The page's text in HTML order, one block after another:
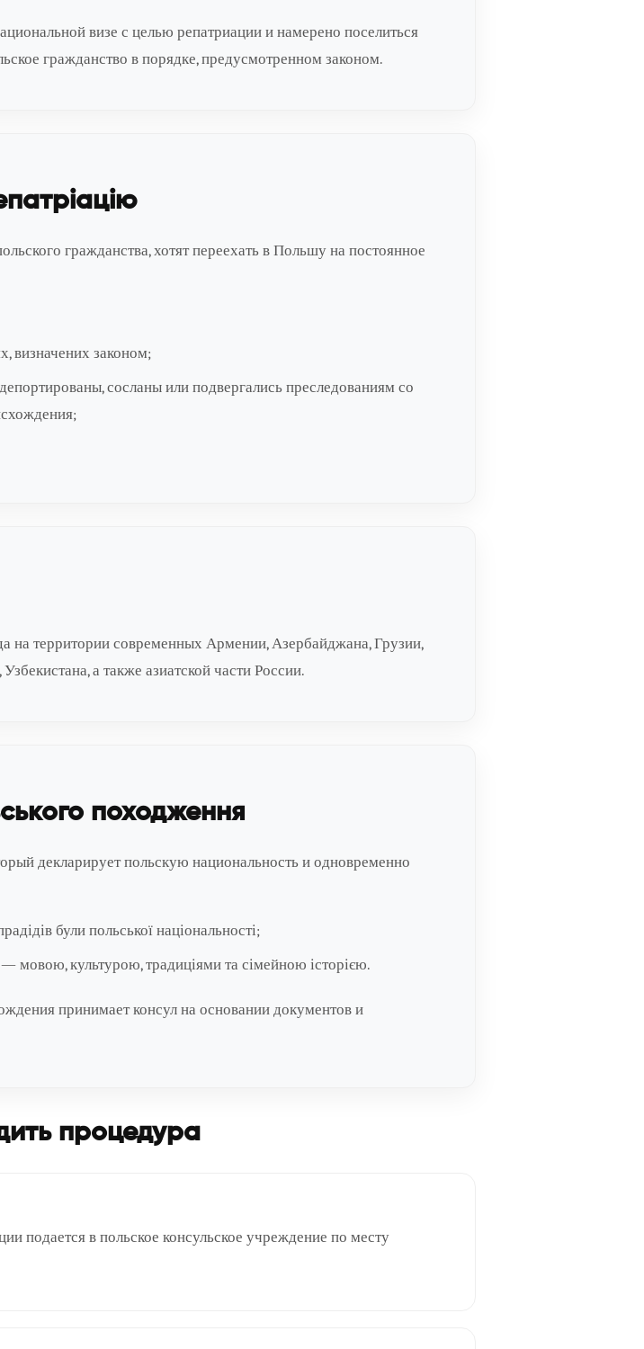
визе с целью репатриации и намерено поселиться
гражданство в порядке, предусмотренном законом.
гражданства, хотят переехать в Польшу на постоянное
визначених законом;
сосланы или подвергались преследованиям со
на территории современных Армении, Азербайджана, Грузии,
а также азиатской части России.
походження
декларирует польскую национальность и одновременно
були польської національності;
мовою, культурою, традиціями та сімейною історією.
принимает консул на основании документов и
процедура
подается в польское консульское учреждение по месту